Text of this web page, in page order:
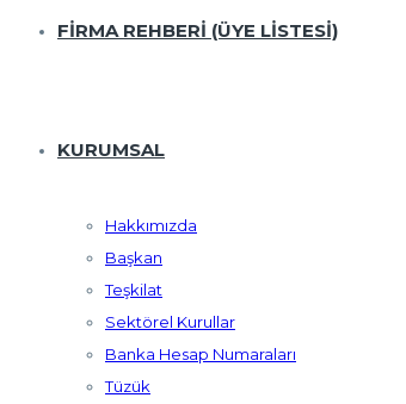
FİRMA REHBERİ (ÜYE LISTESI)
KURUMSAL
Hakkımızda
Başkan
Teşkilat
Sektörel Kurullar
Banka Hesap Numaraları
Tüzük